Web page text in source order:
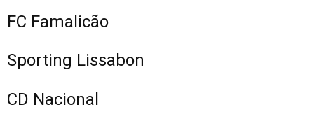
FC Famalicão
Sporting Lissabon
CD Nacional